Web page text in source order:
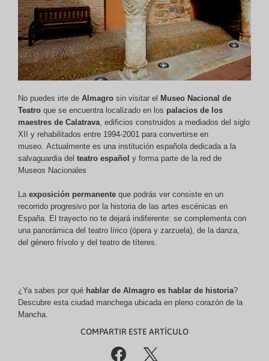
No puedes irte de Almagro sin visitar el Museo Nacional de
Teatro que se encuentra localizado en los palacios de los
maestres de Calatrava, edificios construidos a mediados del siglo
XII y rehabilitados entre 1994-2001 para convertirse en
museo. Actualmente es una institución española dedicada a la
salvaguardia del teatro español y forma parte de la red de
Museos Nacionales
Laexposición permanente que podrás ver consiste en un
recorrido progresivo por la historia de las artes escénicas en
España. El trayecto no te dejará indiferente: se complementa con
una panorámica del teatro lírico (ópera y zarzuela), de la danza,
del género frívolo y del teatro de títeres.
¿Ya sabes por qué hablar de Almagro es hablar de historia?
Descubre esta ciudad manchega ubicada en pleno corazón de la
Mancha.
COMPARTIR ESTE ARTÍCULO
% (